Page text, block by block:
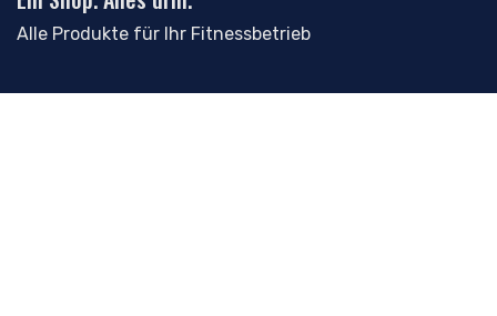
Alle Produkte für Ihr Fitnessbetrieb